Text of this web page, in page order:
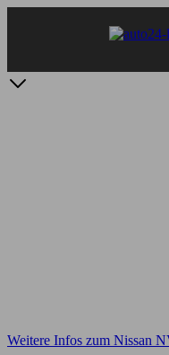
Weitere Infos zum Nissan